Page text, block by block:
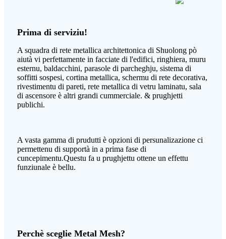
Prima di serviziu!
A squadra di rete metallica architettonica di Shuolong pò
aiutà vi perfettamente in facciate di l'edifici, ringhiera, muru
esternu, baldacchini, parasole di parcheghju, sistema di
soffitti sospesi, cortina metallica, schermu di rete decorativa,
rivestimentu di pareti, rete metallica di vetru laminatu, sala
di ascensore è altri grandi cummerciale. & prughjetti
publichi.
A vasta gamma di prudutti è opzioni di persunalizazione ci
permettenu di supportà in a prima fase di
cuncepimentu.Questu fa u prughjettu ottene un effettu
funziunale è bellu.
Perchè sceglie Metal Mesh?